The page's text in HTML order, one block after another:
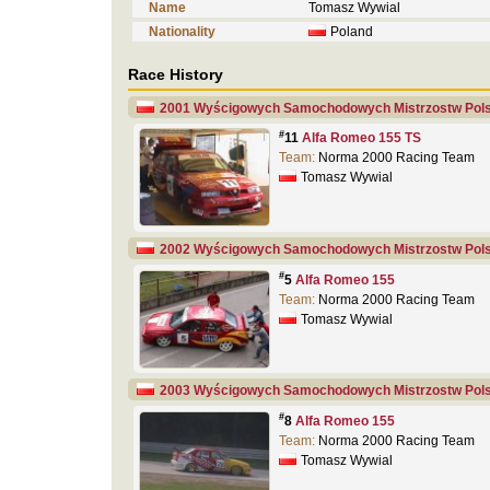
Name
Tomasz Wywial
Nationality
Poland
Race History
2001 Wyścigowych Samochodowych Mistrzostw
#11 Alfa Romeo 155 TS
Team: Norma 2000 Racing Team
Tomasz Wywial
2002 Wyścigowych Samochodowych Mistrzostw
#5 Alfa Romeo 155
Team: Norma 2000 Racing Team
Tomasz Wywial
2003 Wyścigowych Samochodowych Mistrzostw
#8 Alfa Romeo 155
Team: Norma 2000 Racing Team
Tomasz Wywial